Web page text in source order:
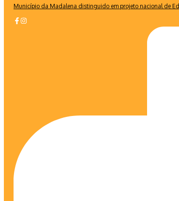
Município da Madalena distinguido em projeto nacional de